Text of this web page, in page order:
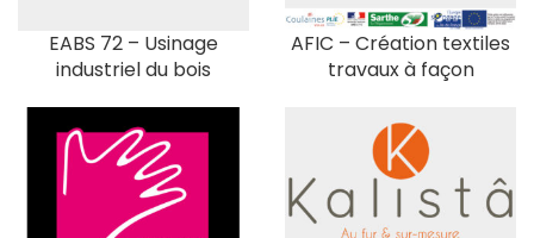
EABS 72 – Usinage
industriel du bois
AFIC – Création textiles
travaux à façon